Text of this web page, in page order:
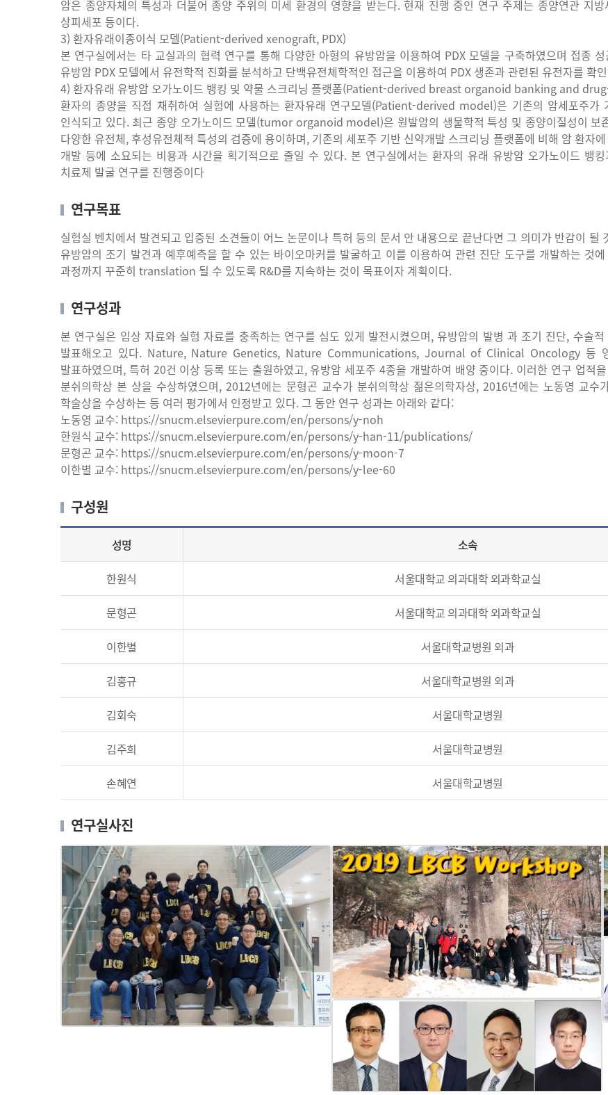
암은 종양자체의 특성과 더불어 종양 주위의 미세 환경의 영향을 받는다. 현재 진행 중인 연구 주제는 종양연관 지방
상피세포 등이다.
3) 환자유래이종이식 모델(Patient-derived xenograft, PDX)
본 연구실에서는 타 교실과의 협력 연구를 통해 다양한 아형의 유방암을 이용하여 PDX 모델을 구축하였으며 접종
유방암 PDX 모델에서 유전학적 진화를 분석하고 단백유전체학적인 접근을 이용하여 PDX 생존과 관련된 유전자를 확
4) 환자유래 유방암 오가노이드 뱅킹 및 약물 스크리닝 플랫폼(Patient-derived breast organoid banking and
환자의 종양을 직접 채취하여 실험에 사용하는 환자유래 연구모델(Patient-derived model)은 기존의 암세포주가
인식되고 있다. 최근 종양 오가노이드 모델(tumor organoid model)은 원발암의 생물학적 특성 및 종양이질성이 보
다양한 유전체, 후성유전체적 특성의 검증에 용이하며, 기존의 세포주 기반 신약개발 스크리닝 플랫폼에 비해 암 환자에
개발 등에 소요되는 비용과 시간을 획기적으로 줄일 수 있다. 본 연구실에서는 환자의 유래 유방암 오가노이드 뱅킹
치료제 발굴 연구를 진행중이다
연구목표
실험실 벤치에서 발견되고 입증된 소견들이 어느 논문이나 특허 등의 문서 안 내용으로 끝난다면 그 의미가 반감이 될
유방암의 조기 발견과 예후예측을 할 수 있는 바이오마커를 발굴하고 이를 이용하여 관련 진단 도구를 개발하는 것에
과정까지 꾸준히 translation 될 수 있도록 R&D를 지속하는 것이 목표이자 계획이다.
연구성과
본 연구실은 임상 자료와 실험 자료를 충족하는 연구를 심도 있게 발전시켰으며, 유방암의 발병 과 조기 진단, 수술적
발표해오고 있다. Nature, Nature Genetics, Nature Communications, Journal of Clinical Oncology 등
발표하였으며, 특허 20건 이상 등록 또는 출원하였고, 유방암 세포주 4종을 개발하여 배양 중이다. 이러한 연구 업적을
분쉬의학상 본 상을 수상하였으며, 2012년에는 문형곤 교수가 분쉬의학상 젊은의학자상, 2016년에는 노동영 교수
학술상을 수상하는 등 여러 평가에서 인정받고 있다. 그 동안 연구 성과는 아래와 같다:
노동영 교수: https://snucm.elsevierpure.com/en/persons/y-noh
한원식 교수: https://snucm.elsevierpure.com/en/persons/y-han-11/publications/
문형곤 교수: https://snucm.elsevierpure.com/en/persons/y-moon-7
이한별 교수: https://snucm.elsevierpure.com/en/persons/y-lee-60
구성원
성명 소속
한원식 서울대학교 의과대학 외과학교실
문형곤 서울대학교 의과대학 외과학교실
이한별 서울대학교병원 외과
김홍규 서울대학교병원 외과
김회숙 서울대학교병원
김주희 서울대학교병원
손혜연 서울대학교병원
연구실사진